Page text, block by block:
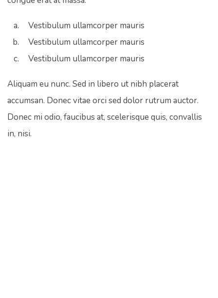
Vestibulum ullamcorper mauris
Vestibulum ullamcorper mauris
Vestibulum ullamcorper mauris
Aliquam eu nunc. Sed in libero ut nibh placerat
accumsan. Donec vitae orci sed dolor rutrum auctor.
Donec mi odio, faucibus at, scelerisque quis, convallis
in, nisi.